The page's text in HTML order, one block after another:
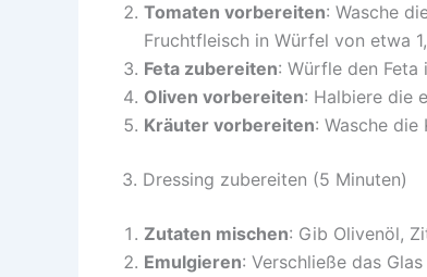
Tomaten vorbereiten: Wasche
Fruchtfleisch in Würfel von etwa
Feta zubereiten: Würfle den Feta
Oliven vorbereiten: Halbiere die
Kräuter vorbereiten: Wasche
3. Dressing zubereiten (5 Minuten)
Zutaten mischen: Gib Olivenöl,
Emulgieren: Verschließe das